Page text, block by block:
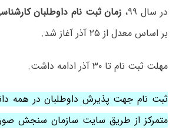
در سال ۹۹،
زمان ثبت نام داوطلبان
بر اساس معدل از ۲۵ آذر آغاز شد.
مهلت ثبت نام تا ۳۰ آذر ادامه داشت.
ثبت نام جهت پذیرش داوطلبان در همه
متمرکز از طریق سایت سازمان سنجش